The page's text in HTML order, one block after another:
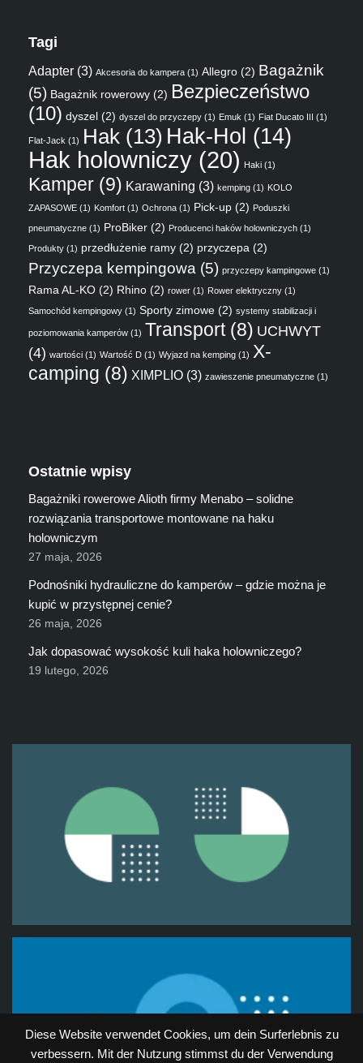
Diese Website verwendet Cookies, um dein Surferlebnis zu
verbessern. Mit der Nutzung stimmst du der Verwendung
Tagi
Adapter (3) Akcesoria do kampera (1) Allegro (2) Bagażnik
(5) Bagażnik rowerowy (2) Bezpieczeństwo
(10) dyszel (2) dyszel do przyczepy (1) Emuk (1) Fiat Ducato III (1)
Flat-Jack (1) Hak (13) Hak-Hol (14)
Hak holowniczy (20) Haki (1)
Kamper (9) Karawaning (3) kemping (1) KOLO
ZAPASOWE (1) Komfort (1) Ochrona (1) Pick-up (2) Poduszki
pneumatyczne (1) ProBiker (2) Producenci haków holowniczych (1)
Produkty (1) przedłużenie ramy (2) przyczepa (2)
Przyczepa kempingowa (5) przyczepy kampingowe (1)
Rama AL-KO (2) Rhino (2) rower (1) Rower elektryczny (1)
Samochód kempingowy (1) Sporty zimowe (2) systemy stabilizacji i
poziomowania kamperów (1) Transport(8) UCHWYT
(4) wartości (1) Wartość D (1) Wyjazd na kemping (1) X-
camping (8) XIMPLIO (3) zawieszenie pneumatyczne (1)
Ostatnie wpisy
Bagażniki rowerowe Alioth firmy Menabo – solidne
rozwiązania transportowe montowane na haku
holowniczym
27 maja, 2026
Podnośniki hydrauliczne do kamperów – gdzie można je
kupić w przystępnej cenie?
26 maja, 2026
Jak dopasować wysokość kuli haka holowniczego?
19 lutego, 2026